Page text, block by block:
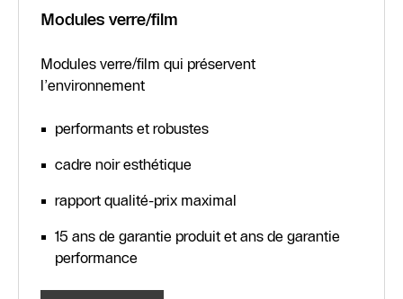
Modules verre/film
Modules verre/film qui préservent
l’environnement
performants et robustes
cadre noir esthétique
rapport qualité-prix maximal
15 ans de garantie produit et ans de garantie
performance